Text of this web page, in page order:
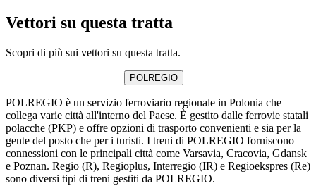
Vettori su questa tratta
Scopri di più sui vettori su questa tratta.
POLREGIO
POLREGIO è un servizio ferroviario regionale in Polonia che
collega varie città all'interno del Paese. È gestito dalle ferrovie statali
polacche (PKP) e offre opzioni di trasporto convenienti e sia per la
gente del posto che per i turisti. I treni di POLREGIO forniscono
connessioni con le principali città come Varsavia, Cracovia, Gdansk
e Poznan. Regio (R), Regioplus, Interregio (IR) e Regioekspres (Re)
sono diversi tipi di treni gestiti da POLREGIO.